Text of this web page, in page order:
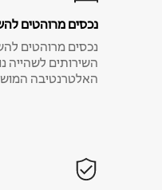
נכסים מרוהטים
נכסים מרוהטים
השירותים לשהייה
האלטרנטיבה